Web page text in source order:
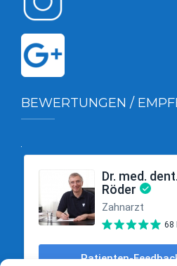
BEWERTUNGEN /